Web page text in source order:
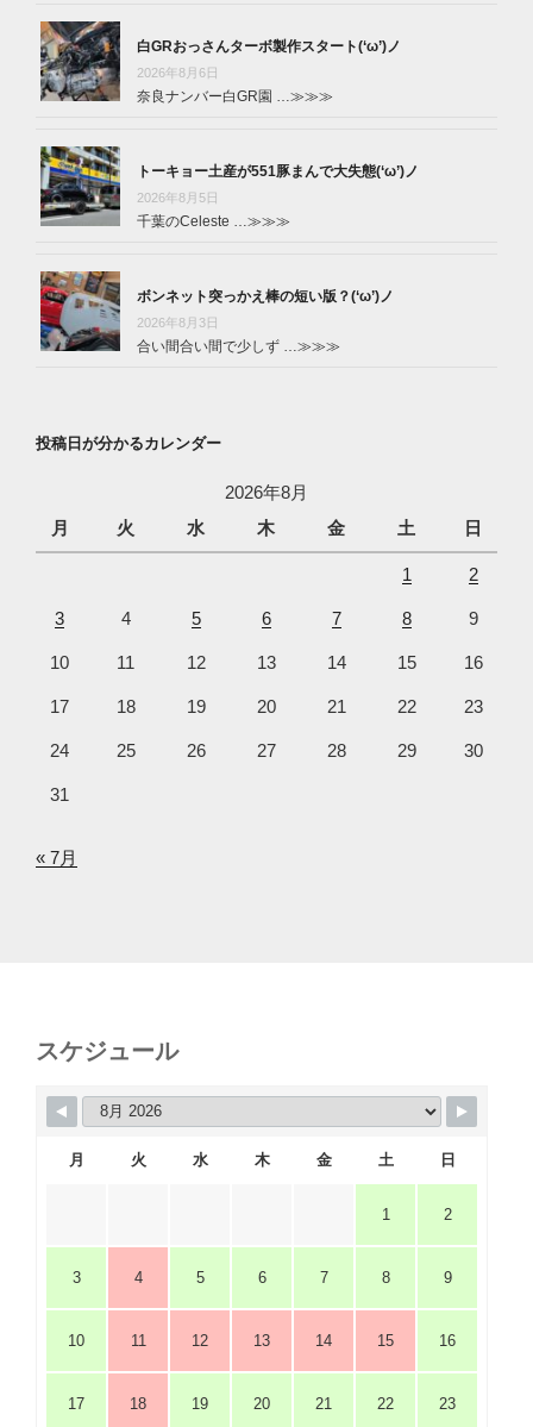
白GRおっさんターボ製作スタート(‘ω’)ノ
2026年8月6日
奈良ナンバー白GR園 …≫≫≫
トーキョー土産が551豚まんで大失態(‘ω’)ノ
2026年8月5日
千葉のCeleste …≫≫≫
ボンネット突っかえ棒の短い版？(‘ω’)ノ
2026年8月3日
合い間合い間で少しず …≫≫≫
投稿日が分かるカレンダー
2026年8月
月
火 水 木 金 土 日
1 2
3 4 5 6 7 8 9
10 11 12 13 14 15 16
17 18 19 20 21 22 23
24 25 26 27 28 29 30
31
« 7月
スケジュール
月 火 水 木 金 土 日
1 2
3 4 5 6 7 8 9
10 11 12 13 14 15 16
17 18 19 20 21 22 23